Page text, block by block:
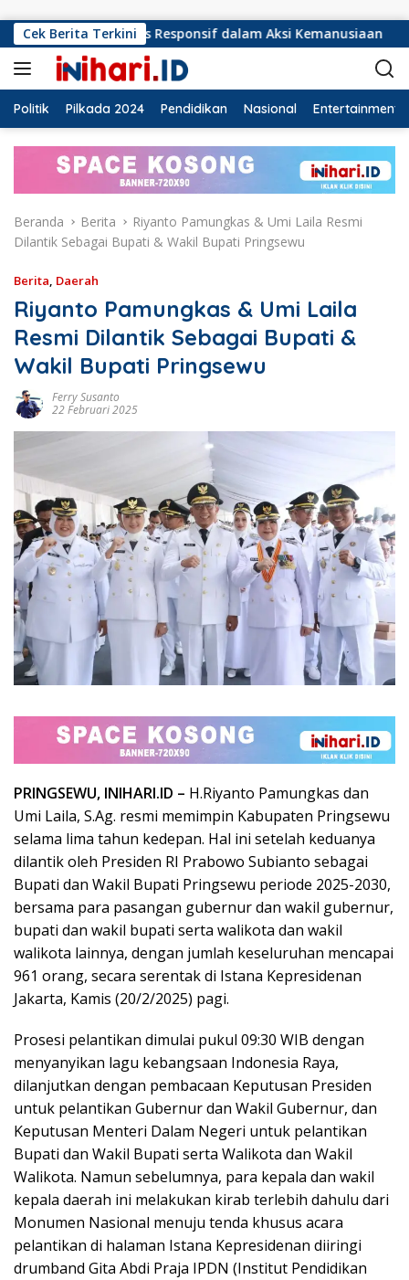
Cek Berita Terkini
Harus Responsif dalam Aksi Kemanusiaan Ormas
Politik Pilkada 2024 Pendidikan Nasional Entertainment
Beranda Berita
Riyanto Pamungkas & Umi Laila Resmi
Dilantik Sebagai Bupati & Wakil Bupati Pringsewu
Berita, Daerah
Riyanto Pamungkas & Umi Laila
Resmi Dilantik Sebagai Bupati &
Wakil Bupati Pringsewu
Ferry Susanto
22 Februari 2025
PRINGSEWU, INIHARI.ID – H.Riyanto Pamungkas dan
Umi Laila, S.Ag. resmi memimpin Kabupaten Pringsewu
selama lima tahun kedepan. Hal ini setelah keduanya
dilantik oleh Presiden RI Prabowo Subianto sebagai
Bupati dan Wakil Bupati Pringsewu periode 2025-2030,
bersama para pasangan gubernur dan wakil gubernur,
bupati dan wakil bupati serta walikota dan wakil
walikota lainnya, dengan jumlah keseluruhan mencapai
961 orang, secara serentak di Istana Kepresidenan
Jakarta, Kamis (20/2/2025) pagi.
Prosesi pelantikan dimulai pukul 09:30 WIB dengan
menyanyikan lagu kebangsaan Indonesia Raya,
dilanjutkan dengan pembacaan Keputusan Presiden
untuk pelantikan Gubernur dan Wakil Gubernur, dan
Keputusan Menteri Dalam Negeri untuk pelantikan
Bupati dan Wakil Bupati serta Walikota dan Wakil
Walikota. Namun sebelumnya, para kepala dan wakil
kepala daerah ini melakukan kirab terlebih dahulu dari
Monumen Nasional menuju tenda khusus acara
pelantikan di halaman Istana Kepresidenan diiringi
drumband Gita Abdi Praja IPDN (Institut Pendidikan